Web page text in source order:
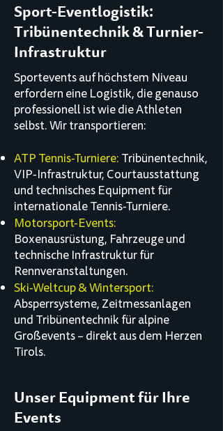
Sport-Eventlogistik:
Tribünentechnik & Turnier-
Infrastruktur
Sportevents auf höchstem Niveau
erfordern eine Logistik, die genauso
professionell ist wie die Athleten
selbst. Wir transportieren:
ATP Tennis-Turniere: Tribünentechnik,
VIP-Infrastruktur, Courtausstattung
und technisches Equipment für
internationale Tennis-Turniere.
Motorsport-Events:
Boxenausrüstung, Fahrzeuge und
technische Infrastruktur für
Rennveranstaltungen.
Ski-Weltcup & Wintersport:
Absperrsysteme, Zeitmessanlagen
und Tribünentechnik für alpine
Großevents – direkt aus dem Herzen
Tirols.
Unser Equipment für Ihre
Events